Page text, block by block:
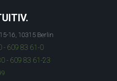
16, 10315 Berlin
- 609 83 61-0
- 609 83 61-23